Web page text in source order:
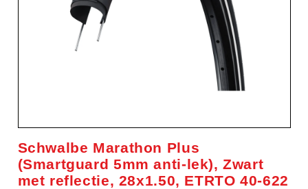
Schwalbe Marathon Plus
(Smartguard 5mm anti-lek), Zwart
met reflectie, 28x1.50, ETRTO 40-622